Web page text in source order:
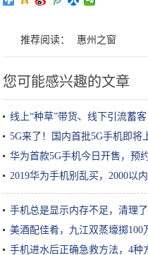
推荐阅读： 惠州之窗
您可能感兴趣的文章
线上“种草”带货、线下引流蓄
5G来了！国内首批5G手机即将
华为首款5G手机今日开售，预
一
2019华为手机别乱买，2000以
手机总是显示内存不足，清理
美酒配佳肴，九江双蒸壕掷100
手机进水后正确急救方法，4